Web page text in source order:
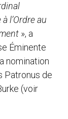
l’Ordre au
», a
Éminente
nomination
Patronus de
(voir